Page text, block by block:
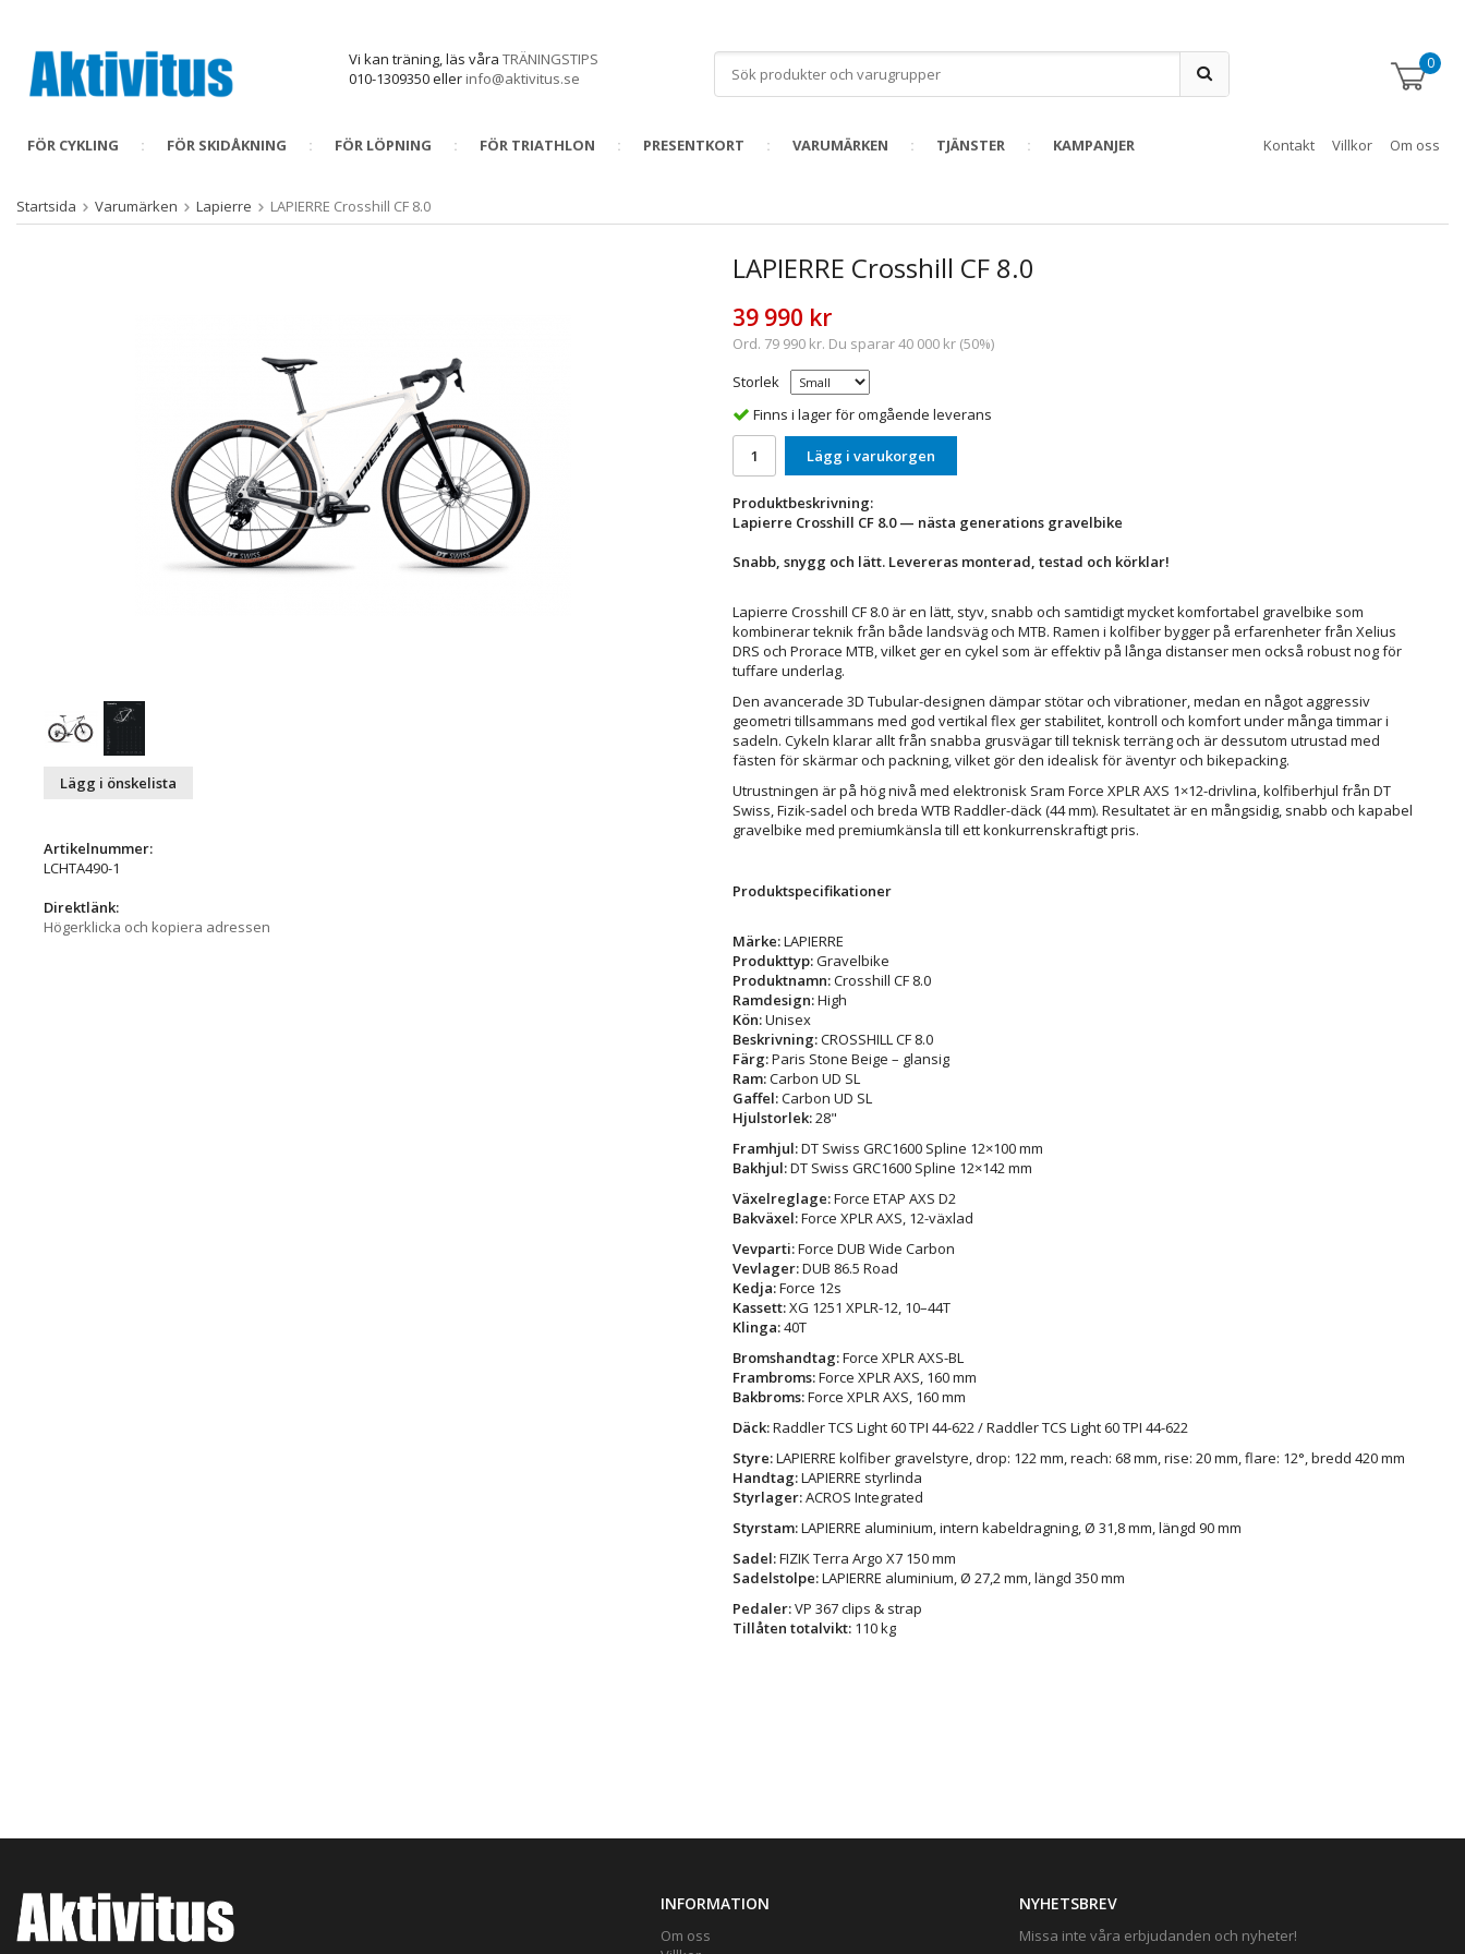
Vi kan träning, läs våraTRÄNINGSTIPS
010-1309350 eller info@aktivitus.se
0
FÖR CYKLING FÖR SKIDÅKNING FÖR LÖPNING FÖR TRIATHLON PRESENTKORT VARUMÄRKEN TJÄNSTER KAMPANJER Kontakt Villkor Om oss
Startsida Varumärken Lapierre LAPIERRE Crosshill CF 8.0
LAPIERRE Crosshill CF 8.0
39 990 kr
Ord. 79 990 kr. Du sparar40 000 kr (50%)
Storlek
Finns i lager för omgående leverans
Lägg i varukorgen
Produktbeskrivning:
Lapierre Crosshill CF 8.0 — nästa generations gravelbike
Snabb, snygg och lätt. Levereras monterad, testad och körklar!
Lapierre Crosshill CF 8.0 är en lätt, styv, snabb och samtidigt mycket komfortabel gravelbike som
kombinerar teknik från både landsväg och MTB. Ramen i kolfiber bygger på erfarenheter från Xelius
DRS och Prorace MTB, vilket ger en cykel som är effektiv på långa distanser men också robust nog för
tuffare underlag.
Den avancerade 3D Tubular-designen dämpar stötar och vibrationer, medan en något aggressiv
geometri tillsammans med god vertikal flex ger stabilitet, kontroll och komfort under många timmar i
sadeln. Cykeln klarar allt från snabba grusvägar till teknisk terräng och är dessutom utrustad med
fästen för skärmar och packning, vilket gör den idealisk för äventyr och bikepacking.
Utrustningen är på hög nivå med elektronisk Sram Force XPLR AXS 1×12-drivlina, kolfiberhjul från DT
Swiss, Fizik-sadel och breda WTB Raddler-däck (44 mm). Resultatet är en mångsidig, snabb och kapabel
gravelbike med premiumkänsla till ett konkurrenskraftigt pris.
Produktspecifikationer
Märke:LAPIERRE
Produkttyp:Gravelbike
Produktnamn:Crosshill CF 8.0
Ramdesign:High
Kön:Unisex
Beskrivning:CROSSHILL CF 8.0
Färg:Paris Stone Beige – glansig
Ram:Carbon UD SL
Gaffel:Carbon UD SL
Hjulstorlek:28"
Framhjul:DT Swiss GRC1600 Spline 12×100 mm
Bakhjul:DT Swiss GRC1600 Spline 12×142 mm
Växelreglage:Force ETAP AXS D2
Bakväxel:Force XPLR AXS, 12-växlad
Vevparti:Force DUB Wide Carbon
Vevlager:DUB 86.5 Road
Kedja:Force 12s
Kassett:XG 1251 XPLR-12, 10–44T
Klinga:40T
Bromshandtag:Force XPLR AXS-BL
Frambroms:Force XPLR AXS, 160 mm
Bakbroms:Force XPLR AXS, 160 mm
Däck:Raddler TCS Light 60 TPI 44-622 / Raddler TCS Light 60 TPI 44-622
Styre:LAPIERRE kolfiber gravelstyre, drop: 122 mm, reach: 68 mm, rise: 20 mm, flare: 12°, bredd 420 mm
Handtag:LAPIERRE styrlinda
Styrlager:ACROS Integrated
Styrstam:LAPIERRE aluminium, intern kabeldragning, Ø 31,8 mm, längd 90 mm
Sadel:FIZIK Terra Argo X7 150 mm
Sadelstolpe:LAPIERRE aluminium, Ø 27,2 mm, längd 350 mm
Pedaler:VP 367 clips & strap
Tillåten totalvikt: 110 kg
Lägg i önskelista
Artikelnummer:
LCHTA490-1
Direktlänk:
Högerklicka och kopiera adressen
INFORMATION
Om oss
NYHETSBREV
Missa inte våra erbjudanden och nyheter!